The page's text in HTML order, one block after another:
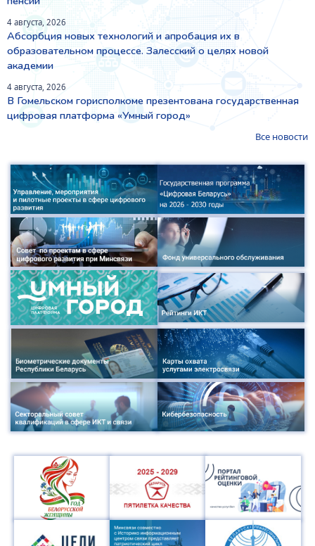
4 августа, 2026
Абсорбция новых технологий и апробация их в
образовательном процессе. Залесский о целях новой
академии
4 августа, 2026
В Гомельском горисполкоме презентована государственная
цифровая платформа «Умный город»
Все новости